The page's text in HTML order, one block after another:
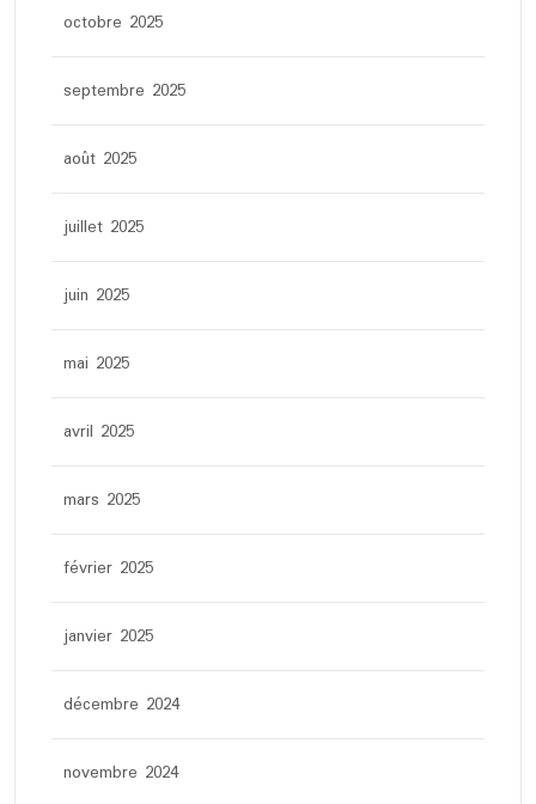
octobre 2025
septembre 2025
août 2025
juillet 2025
juin 2025
mai 2025
avril 2025
mars 2025
février 2025
janvier 2025
décembre 2024
novembre 2024